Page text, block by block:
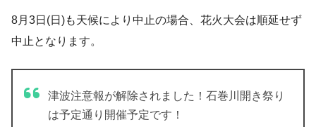
8月3日(日)も天候により中止の場合、花火大会は順延せず
中止となります。
津波注意報が解除されました！石巻川開き祭り
は予定通り開催予定です！